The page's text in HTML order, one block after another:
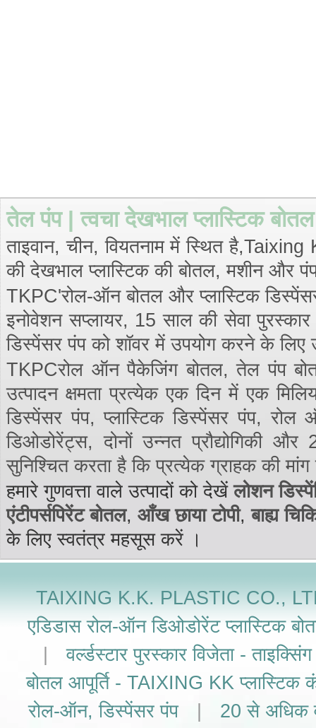
तेल पंप | त्वचा देखभाल प्लास्टिक बोतल
ताइवान, चीन, वियतनाम में स्थित
की देखभाल प्लास्टिक की बोतल, मशीन और
TKPC'रोल-ऑन बोतल और प्लास्टिक डिस्पेंसर
इनोवेशन सप्लायर, 15 साल की सेवा पुरस्कार
डिस्पेंसर पंप को शॉवर में उपयोग करने के लिए
TKPCरोल ऑन पैकेजिंग बोतल, तेल पंप
उत्पादन क्षमता प्रत्येक एक दिन में एक
डिस्पेंसर पंप, प्लास्टिक डिस्पेंसर पंप,
डिओडोरेंट्स, दोनों उन्नत प्रौद्योगिकी
सुनिश्चित करता है कि प्रत्येक ग्राहक की मांग
हमारे गुणवत्ता वाले उत्पादों को देखेंलोशन
एंटीपर्सपिरेंट बोतल, आँख छाया टोपी,बाह्य
के लिए स्वतंत्र महसूस करें ।
TAIXING K.K. PLASTIC CO.,
एडिडास रोल-ऑन डिओडोरेंट प्लास्टिक
वर्ल्डस्टार पुरस्कार विजेता -
बोतल आपूर्ति - TAIXING KK प्लास्टिक
रोल-ऑन, डिस्पेंसर पंप
20 से अधिक